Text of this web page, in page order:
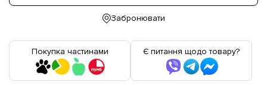
Забронювати
Покупка частинами Є питання щодо товару?